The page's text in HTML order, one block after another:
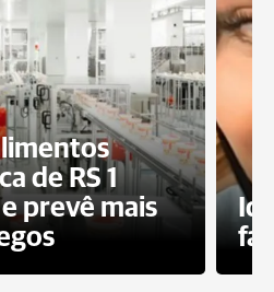
de RS 1
prevê mais